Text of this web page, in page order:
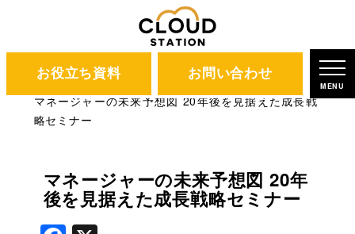
お役立ち資料 お問い合わせ
MENU
CLOUD STATION
ブログ
マネージャーの未来予想図 20年後を見据えた成長戦
略セミナー
マネージャーの未来予想図 20年
後を見据えた成長戦略セミナー